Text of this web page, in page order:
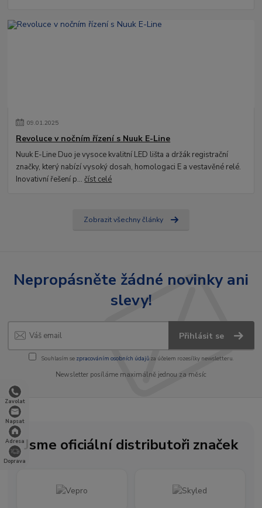
Zavolat
Napsat
Adresa
Doprava
09.01.2025
Revoluce v nočním řízení s Nuuk E-Line
Nuuk E-Line Duo je vysoce kvalitní LED lišta a držák registrační
značky, který nabízí vysoký dosah, homologaci E a vestavěné relé.
Inovativní řešení p...číst celé
Zobrazit všechny články
Nepropásněte žádné novinky ani
slevy!
Přihlásit se
Souhlasím se zpracováním osobních údajůza účelem rozesílky newsletteru.
Newsletter posíláme maximálně jednou za měsíc
Jsme oficiální distributoři značek